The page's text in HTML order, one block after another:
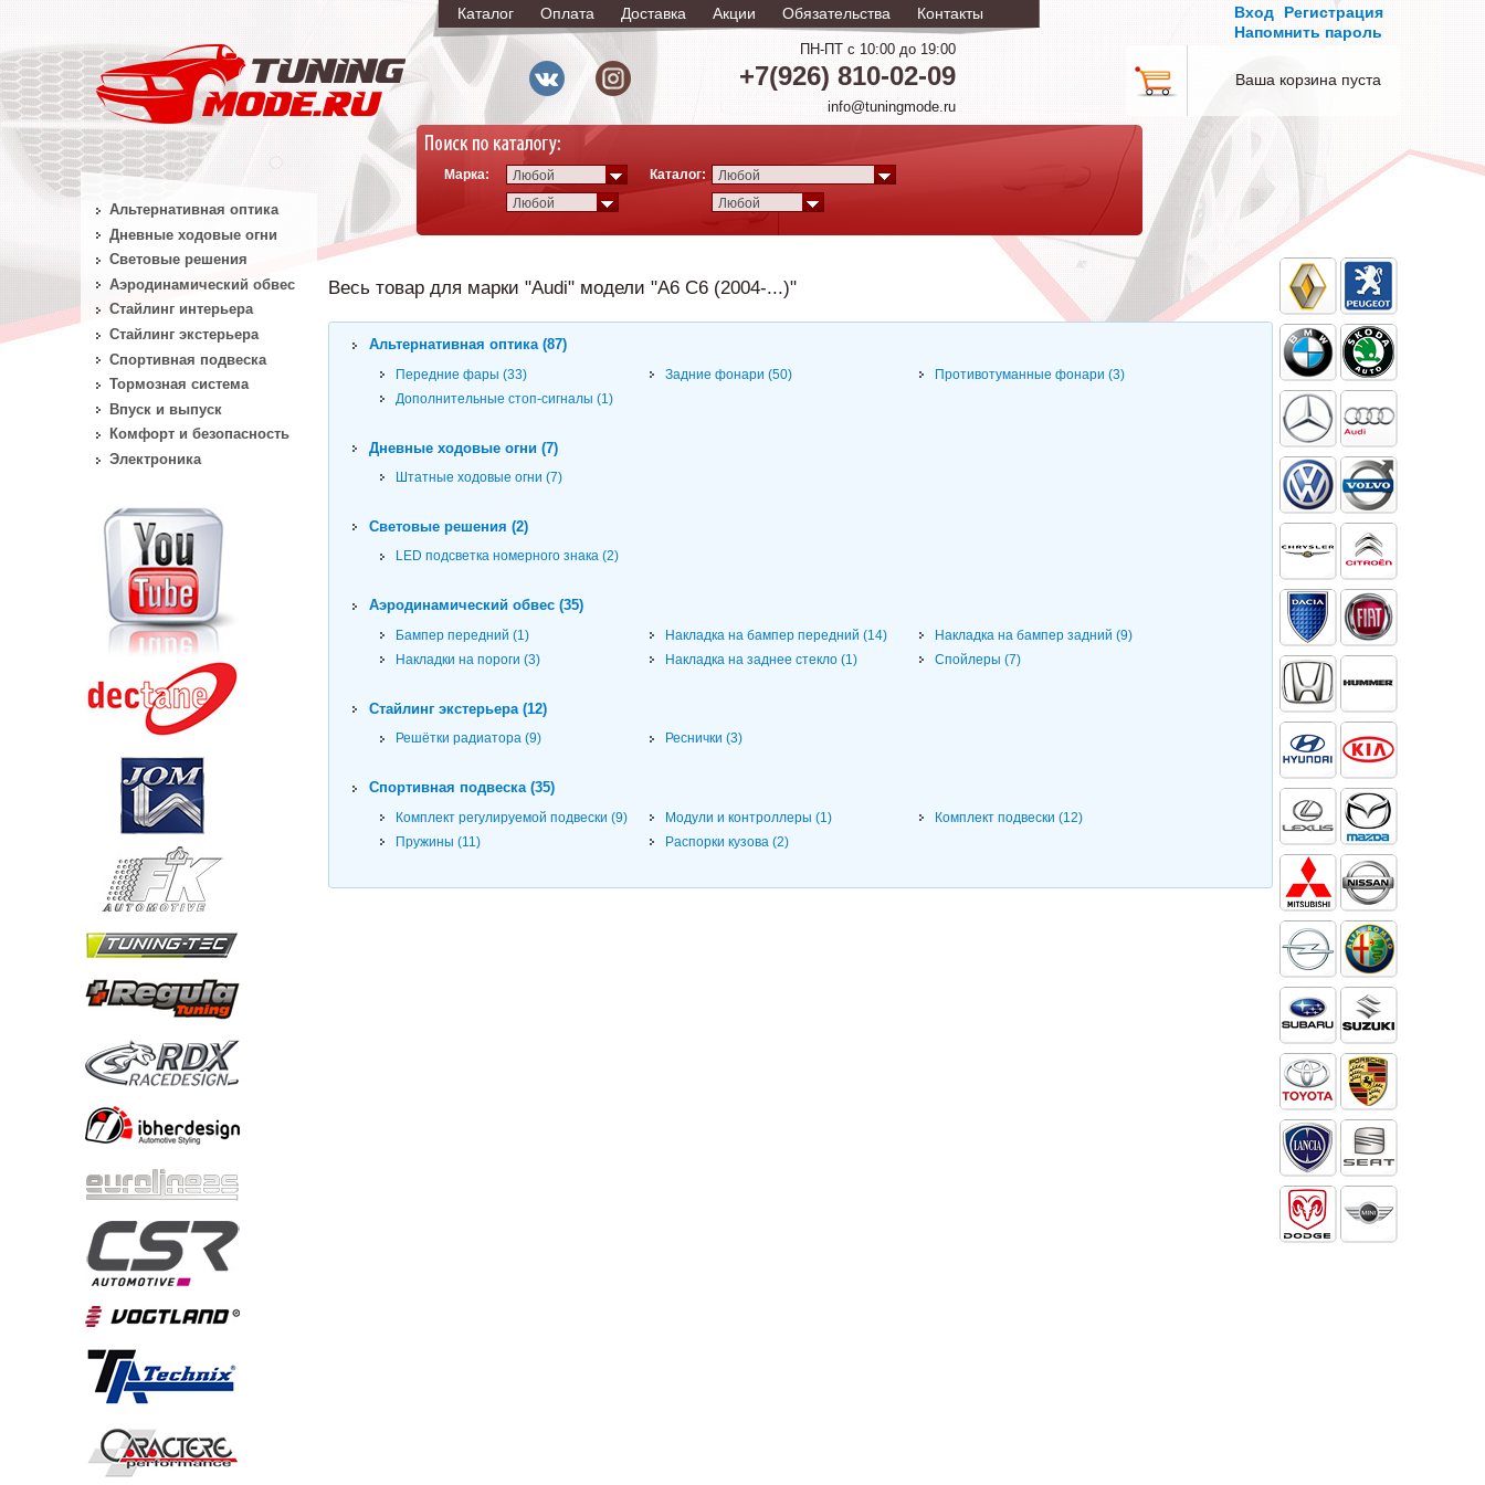
ПН-ПТ с 10:00 до 19:00
+7(926) 810-02-09
info@tuningmode.ru
Каталог Оплата Доставка Акции Обязательства Контакты Вход
Регистрация
Напомнить пароль
Ваша корзина пуста
Марка:
Любой
Любой
Каталог:
Любой
Любой
Весь товар для марки "Audi" модели "A6 C6 (2004-...)"
Альтернативная оптика (87)
Передние фары (33) Задние фонари (50)
Противотуманные фонари (3)
Дополнительные стоп-сигналы (1)
Дневные ходовые огни (7)
Штатные ходовые огни (7)
Световые решения (2)
LED подсветка номерного знака (2)
Аэродинамический обвес (35)
Бампер передний (1) Накладка на бампер передний (14)
Накладка на бампер задний (9)
Накладки на пороги (3)
Накладка на заднее стекло (1) Спойлеры (7)
Стайлинг экстерьера (12)
Решётки радиатора (9) Реснички (3)
Спортивная подвеска (35)
Комплект регулируемой подвески (9) Модули и контроллеры (1)
Комплект подвески (12)
Пружины (11)
Распорки кузова (2)
Альтернативная оптика
Дневные ходовые огни
Световые решения
Аэродинамический обвес
Стайлинг интерьера
Стайлинг экстерьера
Спортивная подвеска
Тормозная система
Впуск и выпуск
Комфорт и безопасность
Электроника